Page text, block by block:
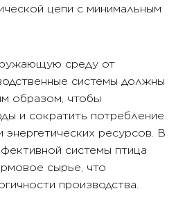
цепи с минимальным
среду от
системы должны
образом, чтобы
и сократить потребление
энергетических ресурсов. В
системы птица
сырье, что
производства.